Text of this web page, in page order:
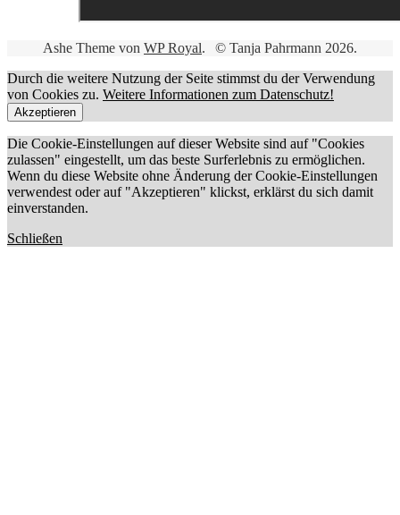
© Tanja Pahrmann 2026.
Ashe Theme von WP Royal.
Durch die weitere Nutzung der Seite stimmst du der Verwendung
von Cookies zu. Weitere Informationen zum Datenschutz!
Akzeptieren
Die Cookie-Einstellungen auf dieser Website sind auf "Cookies
zulassen" eingestellt, um das beste Surferlebnis zu ermöglichen.
Wenn du diese Website ohne Änderung der Cookie-Einstellungen
verwendest oder auf "Akzeptieren" klickst, erklärst du sich damit
einverstanden.
Schließen